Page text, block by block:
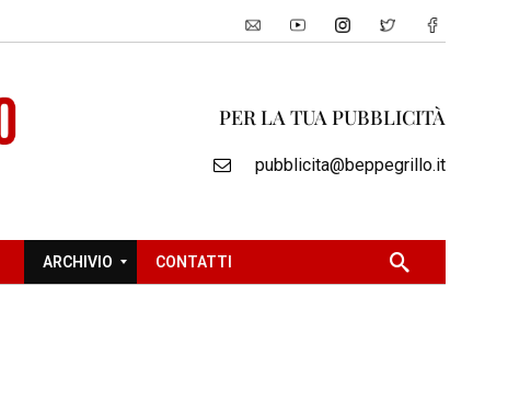
PER LA TUA PUBBLICITÀ
pubblicita@beppegrillo.it
ARCHIVIO CONTATTI